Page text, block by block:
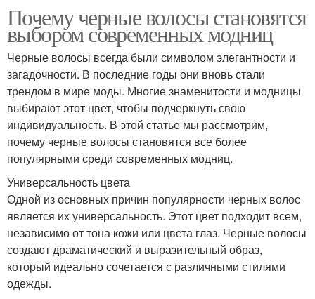
Почему черные волосы становятся
выбором современных модниц
Черные волосы всегда были символом элегантности и
загадочности. В последние годы они вновь стали
трендом в мире моды. Многие знаменитости и модницы
выбирают этот цвет, чтобы подчеркнуть свою
индивидуальность. В этой статье мы рассмотрим,
почему черные волосы становятся все более
популярными среди современных модниц.
Универсальность цвета
Одной из основных причин популярности черных волос
является их универсальность. Этот цвет подходит всем,
независимо от тона кожи или цвета глаз. Черные волосы
создают драматический и выразительный образ,
который идеально сочетается с различными стилями
одежды.